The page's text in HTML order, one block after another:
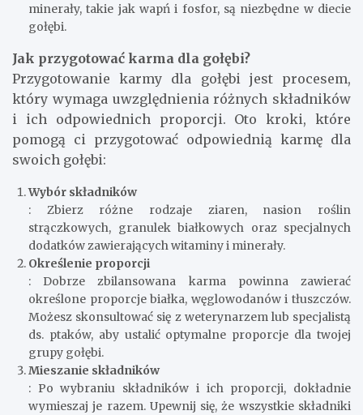
minerały, takie jak wapń i fosfor, są niezbędne w diecie
gołębi.
Jak przygotować karma dla gołębi?
Przygotowanie karmy dla gołębi jest procesem,
który wymaga uwzględnienia różnych składników
i ich odpowiednich proporcji. Oto kroki, które
pomogą ci przygotować odpowiednią karmę dla
swoich gołębi:
Wybór składników
: Zbierz różne rodzaje ziaren, nasion roślin
strączkowych, granulek białkowych oraz specjalnych
dodatków zawierających witaminy i minerały.
Określenie proporcji
: Dobrze zbilansowana karma powinna zawierać
określone proporcje białka, węglowodanów i tłuszczów.
Możesz skonsultować się z weterynarzem lub specjalistą
ds. ptaków, aby ustalić optymalne proporcje dla twojej
grupy gołębi.
Mieszanie składników
: Po wybraniu składników i ich proporcji, dokładnie
wymieszaj je razem. Upewnij się, że wszystkie składniki